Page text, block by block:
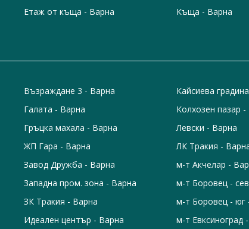
Етаж от къща - Варна
Къща - Варна
Възраждане 3 - Варна
Галата - Варна
Гръцка махала - Варна
ЖП Гара - Варна
Завод Дружба - Варна
Западна пром. зона - Варна
ЗК Тракия - Варна
Идеален център - Варна
Кайсиева
Колхозен пазар -
Левски - Варна
ЛК Тракия -
м-т Акчелар -
м-т Боровец -
м-т Боровец - юг
м-т Евксиноград